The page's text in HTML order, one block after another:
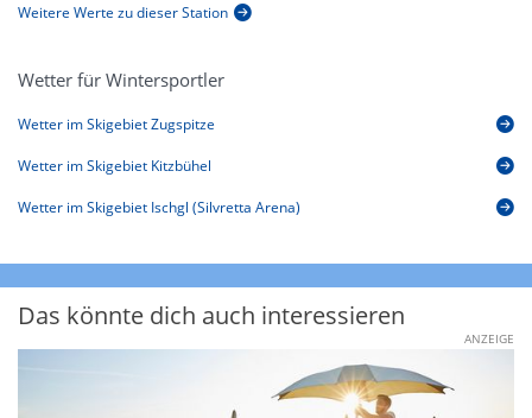
Weitere Werte zu dieser Station
Wetter für Wintersportler
Wetter im Skigebiet Zugspitze
Wetter im Skigebiet Kitzbühel
Wetter im Skigebiet Ischgl (Silvretta Arena)
Das könnte dich auch interessieren
ANZEIGE